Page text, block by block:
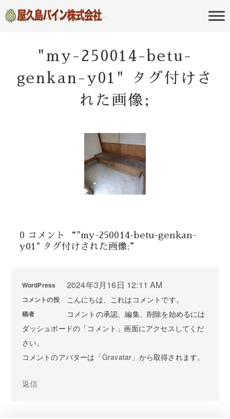
屋久島パイン
株式会社
のポータルサイト
"my-250014-betu-
genkan-y01" タグ付けさ
れた画像;
0 コメント “"my-250014-betu-genkan-
y01" タグ付けされた画像;”
WordPress
コメントの投
稿者
2024年3月16日 12:11 AM
こんにちは、これはコメントです。
コメントの承認、編集、削除を始めるには
ダッシュボードの「コメント」画面にアクセスしてくだ
さい。
コメントのアバターは「Gravatar 」から取得されます。
返信